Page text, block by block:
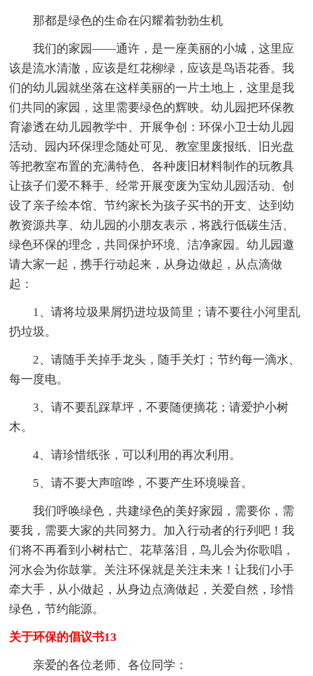
那都是绿色的生命在闪耀着勃勃生机
我们的家园——通许，是一座美丽的小城，这里应
该是流水清澈，应该是红花柳绿，应该是鸟语花香。我
们的幼儿园就坐落在这样美丽的一片土地上，这里是我
们共同的家园，这里需要绿色的辉映。幼儿园把环保教
育渗透在幼儿园教学中、开展争创：环保小卫士幼儿园
活动、园内环保理念随处可见、教室里废报纸、旧光盘
等把教室布置的充满特色、各种废旧材料制作的玩教具
让孩子们爱不释手、经常开展变废为宝幼儿园活动、创
设了亲子绘本馆、节约家长为孩子买书的开支、达到幼
教资源共享、幼儿园的小朋友表示，将践行低碳生活、
绿色环保的理念，共同保护环境、洁净家园。幼儿园邀
请大家一起，携手行动起来，从身边做起，从点滴做
起：
1、请将垃圾果屑扔进垃圾筒里；请不要往小河里乱
扔垃圾。
2、请随手关掉手龙头，随手关灯；节约每一滴水、
每一度电。
3、请不要乱踩草坪，不要随便摘花；请爱护小树
木。
4、请珍惜纸张，可以利用的再次利用。
5、请不要大声喧哗，不要产生环境噪音。
我们呼唤绿色，共建绿色的美好家园，需要你，需
要我，需要大家的共同努力。加入行动者的行列吧！我
们将不再看到小树枯亡、花草落泪，鸟儿会为你歌唱，
河水会为你鼓掌。关注环保就是关注未来！让我们小手
牵大手，从小做起，从身边点滴做起，关爱自然，珍惜
绿色，节约能源。
关于环保的倡议书13
亲爱的各位老师、各位同学：